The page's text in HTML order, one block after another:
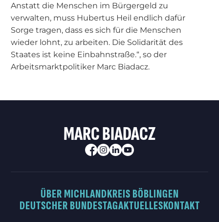
Anstatt die Menschen im Bürgergeld zu
verwalten, muss Hubertus Heil endlich dafür
Sorge tragen, dass es sich für die Menschen
wieder lohnt, zu arbeiten. Die Solidarität des
Staates ist keine Einbahnstraße.“, so der
Arbeitsmarktpolitiker Marc Biadacz.
MARC BIADACZ
ÜBER MICHLANDKREIS BÖBLINGEN
DEUTSCHER BUNDESTAGAKTUELLESKONTAKT